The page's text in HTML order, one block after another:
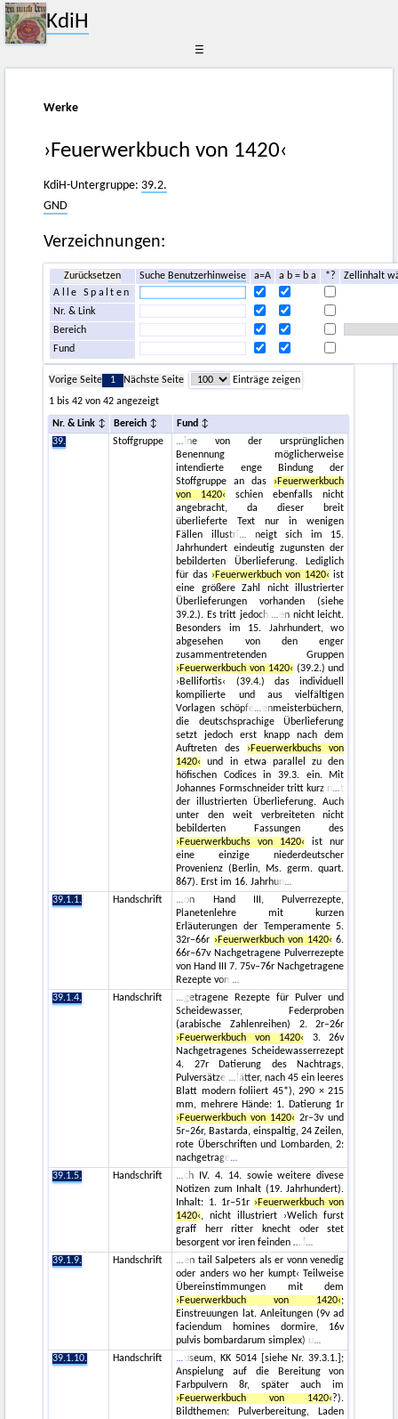
KdiH
☰
Werke
›Feuerwerkbuch von 1420‹
KdiH-Untergruppe: 39.2.
GND
Verzeichnungen:
Zurücksetzen Suche Benutzerhinweise a=A a b = b a *?
Zellinhalt
Alle Spalten
Nr. & Link
Bereich
Fund
Vorige Seite 1 Nächste Seite
Einträge zeigen
1 bis 42 von 42 angezeigt
Nr. & Link Bereich
Fund
39.
Stoffgruppe
ine von der ursprünglichen
Benennung möglicherweise
intendierte enge Bindung der
Stoffgruppe an das ›Feuerwerkbuch
von 1420‹
schien ebenfalls nicht
angebracht, da dieser breit
überlieferte Text nur in wenigen
Fällen illustri
neigt sich im 15.
Jahrhundert eindeutig zugunsten der
bebilderten Überlieferung. Lediglich
für das ›Feuerwerkbuch von 1420‹ ist
eine größere Zahl nicht illustrierter
Überlieferungen vorhanden (siehe
39.2.). Es tritt jedoch
en nicht leicht.
Besonders im 15. Jahrhundert, wo
abgesehen von den enger
zusammentretenden Gruppen
›Feuerwerkbuch von 1420‹ (39.2.) und
›Bellifortis‹ (39.4.) das individuell
kompilierte und aus vielfältigen
Vorlagen schöpfe
enmeisterbüchern,
die deutschsprachige Überlieferung
setzt jedoch erst knapp nach dem
Auftreten des ›Feuerwerkbuchs von
1420‹
und in etwa parallel zu den
höfischen Codices in 39.3. ein. Mit
Johannes Formschneider tritt kurz n
t
der illustrierten Überlieferung. Auch
unter den weit verbreiteten nicht
bebilderten Fassungen des
›Feuerwerkbuchs von 1420‹
ist nur
eine einzige niederdeutscher
Provenienz (Berlin, Ms. germ. quart.
867). Erst im 16. Jahrhun
39.1.1.
Handschrift
on Hand III, Pulverrezepte,
Planetenlehre mit kurzen
Erläuterungen der Temperamente 5.
32r–66r ›Feuerwerkbuch von 1420‹ 6.
66r–67v Nachgetragene Pulverrezepte
von Hand III 7. 75v–76r Nachgetragene
Rezepte von
39.1.4.
Handschrift
getragene Rezepte für Pulver und
Scheidewasser, Federproben
(arabische Zahlenreihen) 2. 2r–26r
›Feuerwerkbuch von 1420‹ 3. 26v
Nachgetragenes Scheidewasserrezept
4. 27r Datierung des Nachtrags,
Pulversätze
lätter, nach 45 ein leeres
Blatt modern foliiert 45*), 290 × 215
mm, mehrere Hände: 1. Datierung 1r
›Feuerwerkbuch von 1420‹ 2r–3v und
5r–26r, Bastarda, einspaltig, 24 Zeilen,
rote Überschriften und Lombarden, 2:
nachgetrage
39.1.5.
Handschrift
ch IV. 4. 14. sowie weitere divese
Notizen zum Inhalt (19. Jahrhundert).
Inhalt: 1. 1r–51r ›Feuerwerkbuch von
1420‹, nicht illustriert ›Welich furst
graff herr ritter knecht oder stet
besorgent vor iren feinden … l
39.1.9.
Handschrift
en tail Salpeters als er vonn venedig
oder anders wo her kumpt‹ Teilweise
Übereinstimmungen mit dem
›Feuerwerkbuch von 1420‹;
Einstreuungen lat. Anleitungen (9v ad
faciendum homines dormire, 16v
pulvis bombardarum simplex) u
39.1.10.
Handschrift
useum, KK 5014 [siehe Nr. 39.3.1.];
Anspielung auf die Bereitung von
Farbpulvern 8r, später auch im
›Feuerwerkbuch von 1420‹?).
Bildthemen: Pulverbereitung, Laden